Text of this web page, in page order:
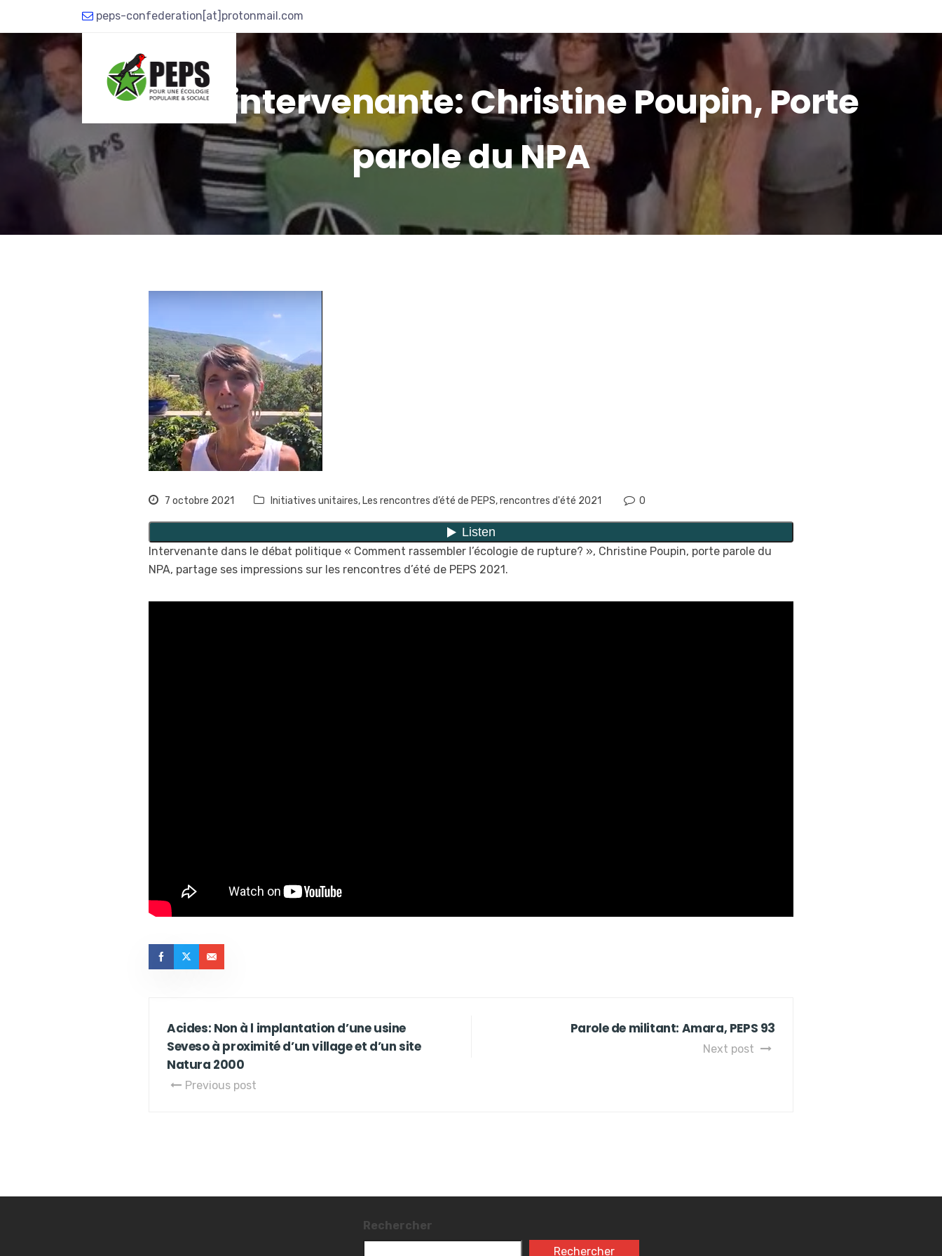
peps-confederation[at]protonmail.com
QUI SOMMES NOUS ? ADHÉRER /DONS ACTUALITÉS LE RÉSEAU IDÉES AGIR
Parole d’intervenante: Christine Poupin, Porte
parole du NPA
7 octobre 2021 Initiatives unitaires, Les rencontres d’été de PEPS,rencontres d'été 2021 0
Intervenante dans le débat politique « Comment rassembler l’écologie de rupture? », Christine Poupin, porte parole du
NPA, partage ses impressions sur les rencontres d’été de PEPS 2021.
Acides: Non à l implantation d’une usine
Seveso à proximité d’un village et d’un site
Natura 2000
Previous post
Parole de militant: Amara, PEPS 93
Next post
Rechercher
Rechercher